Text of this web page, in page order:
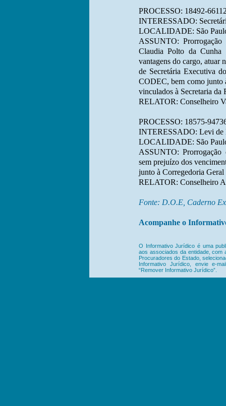
PROCESSO: 18492-
INTERESSADO:
LOCALIDADE: São
ASSUNTO: Prorrogação
Claudia Polto da Cunha
vantagens do cargo, atuar
de Secretária Executiva
CODEC, bem como junto
vinculados à Secretaria da
RELATOR: Conselheiro
PROCESSO: 18575-
INTERESSADO: Levi de
LOCALIDADE: São
ASSUNTO: Prorrogação
sem prejuízo dos
junto à Corregedoria
RELATOR: Conselheiro
Fonte: D.O.E, Caderno
Acompanhe o
O Informativo Jurídico é uma
aos associados da entidade, com
Procuradores do Estado,
Informativo Jurídico, envie e-
“Remover Informativo Jurídico”.